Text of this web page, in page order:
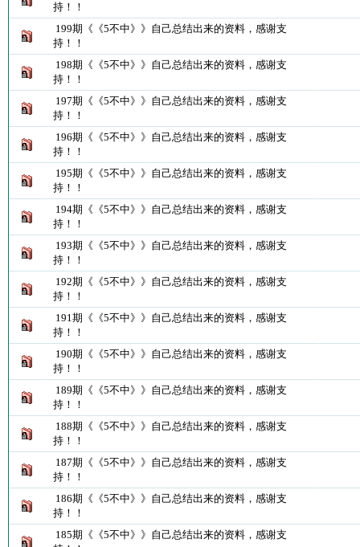
持！！
199期《《5不中》》自己总结出来的资料，感谢支
持！！
198期《《5不中》》自己总结出来的资料，感谢支
持！！
197期《《5不中》》自己总结出来的资料，感谢支
持！！
196期《《5不中》》自己总结出来的资料，感谢支
持！！
195期《《5不中》》自己总结出来的资料，感谢支
持！！
194期《《5不中》》自己总结出来的资料，感谢支
持！！
193期《《5不中》》自己总结出来的资料，感谢支
持！！
192期《《5不中》》自己总结出来的资料，感谢支
持！！
191期《《5不中》》自己总结出来的资料，感谢支
持！！
190期《《5不中》》自己总结出来的资料，感谢支
持！！
189期《《5不中》》自己总结出来的资料，感谢支
持！！
188期《《5不中》》自己总结出来的资料，感谢支
持！！
187期《《5不中》》自己总结出来的资料，感谢支
持！！
186期《《5不中》》自己总结出来的资料，感谢支
持！！
185期《《5不中》》自己总结出来的资料，感谢支